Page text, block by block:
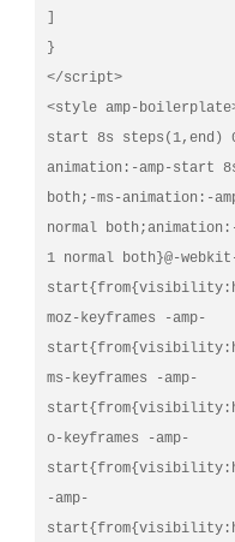
]
}
</script>
<style amp-
start 8s steps(1,end)
animation:-amp-start
both;-ms-animation:-
normal
1 normal both}@-
moz-keyframes -amp-
ms-keyframes -amp-
o-keyframes -amp-
-amp-